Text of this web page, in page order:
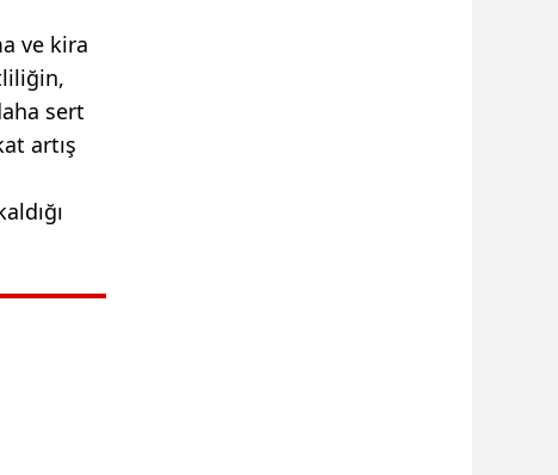
ve kira
sert
artış